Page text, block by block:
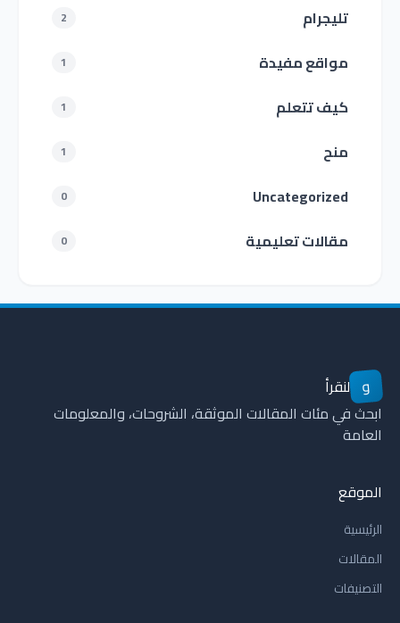
تليجرام 2
مواقع مفيدة 1
كيف تتعلم 1
منح 1
Uncategorized
0
مقالات تعليمية 0
و لنقرأ
ابحث في مئات المقالات الموثقة، الشروحات، والمعلومات
العامة
الموقع
الرئيسية
المقالات
التصنيفات